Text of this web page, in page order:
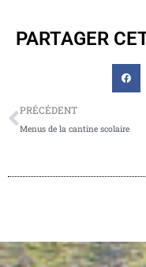
PARTAGER
PRÉCÉDENT
Menus de la cantine scolaire